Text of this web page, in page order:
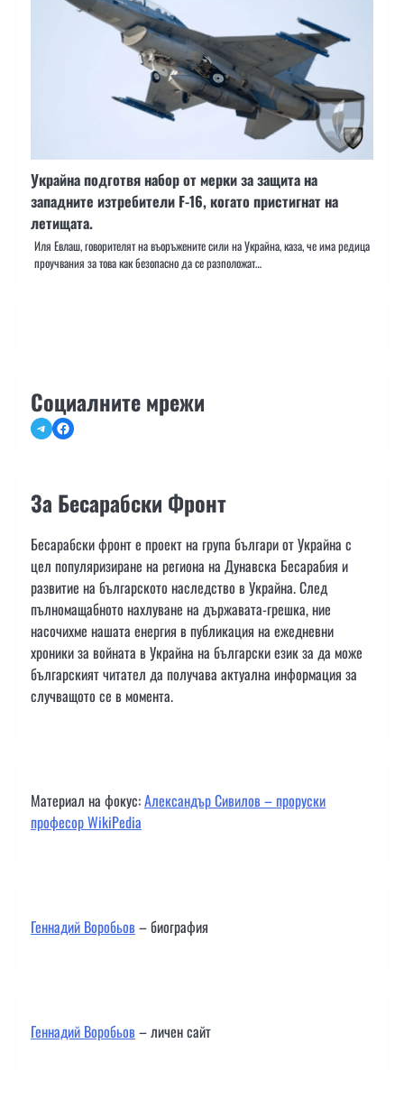
Украйна подготвя набор от мерки за защита на
западните изтребители F-16, когато пристигнат на
летищата.
Иля Евлаш, говорителят на въоръжените сили на Украйна, каза, че има редица
проучвания за това как безопасно да се разположат…
Социалните мрежи
TelegramFacebook
За Бесарабски Фронт
Бесарабски фронт е проект на група българи от Украйна с
цел популяризиране на региона на Дунавска Бесарабия и
развитие на българското наследство в Украйна. След
пълномащабното нахлуване на държавата-грешка, ние
насочихме нашата енергия в публикация на ежедневни
хроники за войната в Украйна на български език за да може
българският читател да получава актуална информация за
случващото се в момента.
Материал на фокус:Александър Сивилов – проруски
професор WikiPedia
Геннадий Воробьов– биография
Геннадий Воробьов– личен сайт